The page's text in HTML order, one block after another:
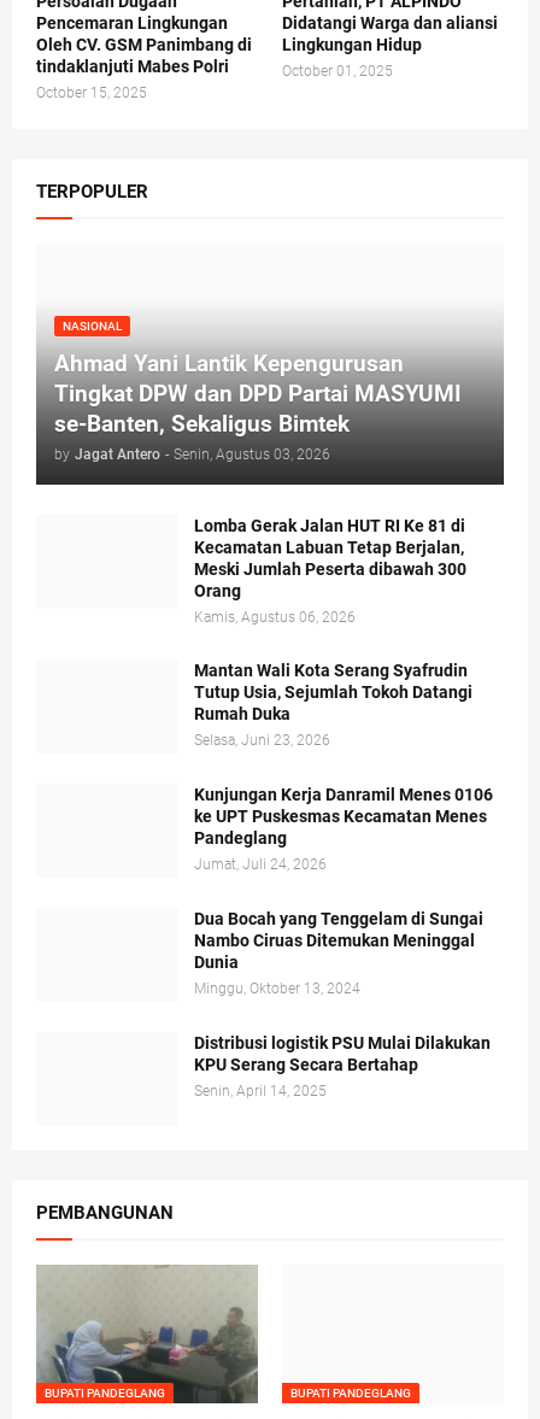
Pencemaran Lingkungan
Oleh CV. GSM Panimbang di
tindaklanjuti Mabes Polri
October 15, 2025
Didatangi Warga dan aliansi
Lingkungan Hidup
October 01, 2025
TERPOPULER
NASIONAL
Ahmad Yani Lantik Kepengurusan
Tingkat DPW dan DPD Partai MASYUMI
se-Banten, Sekaligus Bimtek
by Jagat Antero - Senin, Agustus 03, 2026
Lomba Gerak Jalan HUT RI Ke 81 di
Kecamatan Labuan Tetap Berjalan,
Meski Jumlah Peserta dibawah 300
Orang
Kamis, Agustus 06, 2026
Mantan Wali Kota Serang Syafrudin
Tutup Usia, Sejumlah Tokoh Datangi
Rumah Duka
Selasa, Juni 23, 2026
Kunjungan Kerja Danramil Menes 0106
ke UPT Puskesmas Kecamatan Menes
Pandeglang
Jumat, Juli 24, 2026
Dua Bocah yang Tenggelam di Sungai
Nambo Ciruas Ditemukan Meninggal
Dunia
Minggu, Oktober 13, 2024
Distribusi logistik PSU Mulai Dilakukan
KPU Serang Secara Bertahap
Senin, April 14, 2025
PEMBANGUNAN
BUPATI PANDEGLANG BUPATI PANDEGLANG